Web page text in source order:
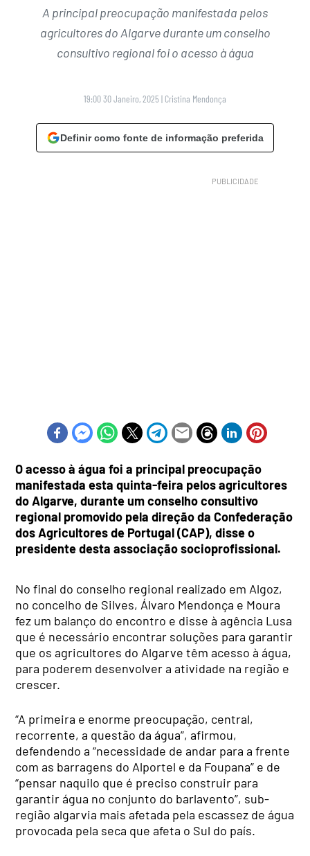
A principal preocupação manifestada pelos
agricultores do Algarve durante um conselho
consultivo regional foi o acesso à água
19:00 30 Janeiro, 2025 | Cristina Mendonça
Definir como fonte de informação preferida
O acesso à água foi a principal preocupação
manifestada esta quinta-feira pelos agricultores
do Algarve, durante um conselho consultivo
regional promovido pela direção da Confederação
dos Agricultores de Portugal (CAP), disse o
presidente desta associação socioprofissional.
No final do conselho regional realizado em Algoz,
no concelho de Silves, Álvaro Mendonça e Moura
fez um balanço do encontro e disse à agência Lusa
que é necessário encontrar soluções para garantir
que os agricultores do Algarve têm acesso à água,
para poderem desenvolver a atividade na região e
crescer.
“A primeira e enorme preocupação, central,
recorrente, a questão da água”, afirmou,
defendendo a “necessidade de andar para a frente
com as barragens do Alportel e da Foupana” e de
“pensar naquilo que é preciso construir para
garantir água no conjunto do barlavento”, sub-
região algarvia mais afetada pela escassez de água
provocada pela seca que afeta o Sul do país.